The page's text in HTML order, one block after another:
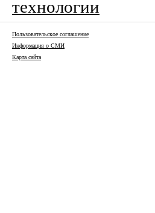
технологии
Пользовательское соглашение
Информация о СМИ
Карта сайта